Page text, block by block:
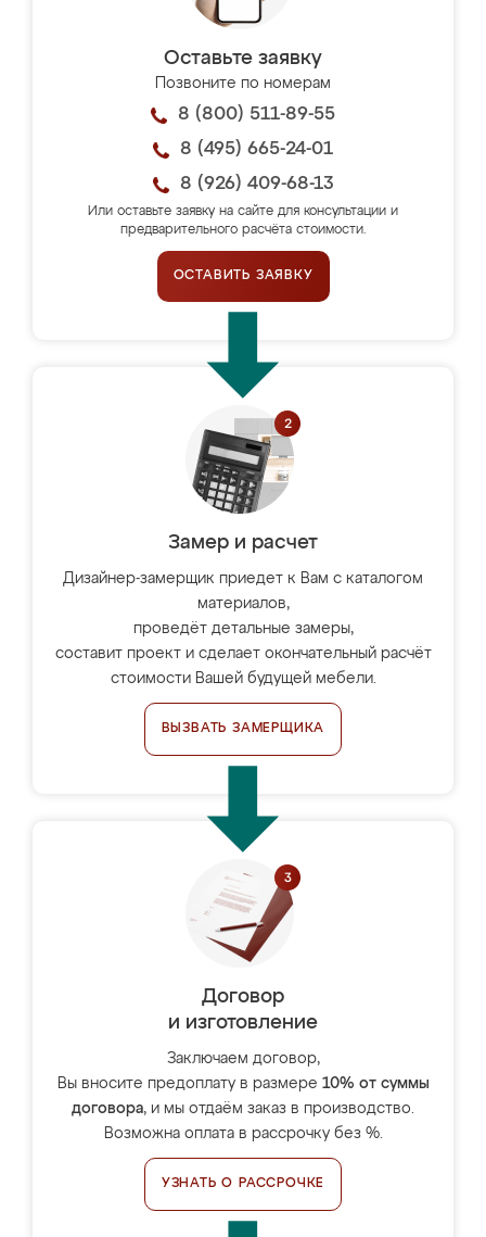
Оставьте заявку
Позвоните по номерам
8 (800) 511-89-55
8 (495) 665-24-01
8 (926) 409-68-13
Или оставьте заявку на сайте для консультации и
предварительного расчёта стоимости.
ОСТАВИТЬ ЗАЯВКУ
Замер и расчет
Дизайнер-замерщик приедет к Вам с каталогом
материалов,
проведёт детальные замеры,
составит проект и сделает окончательный расчёт
стоимости Вашей будущей мебели.
ВЫЗВАТЬ ЗАМЕРЩИКА
Договор
и изготовление
Заключаем договор,
Вы вносите предоплату в размере 10% от суммы
договора, и мы отдаём заказ в производство.
Возможна оплата в рассрочку без %.
УЗНАТЬ О РАССРОЧКЕ